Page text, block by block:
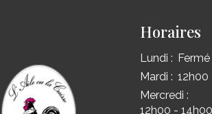
Horaires
Lundi : Fermé
Mardi :
Mercredi :
12h00 -